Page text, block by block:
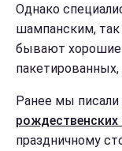
Однако
шампанским, так
бывают хорошие
Ранее мы писали
праздничному